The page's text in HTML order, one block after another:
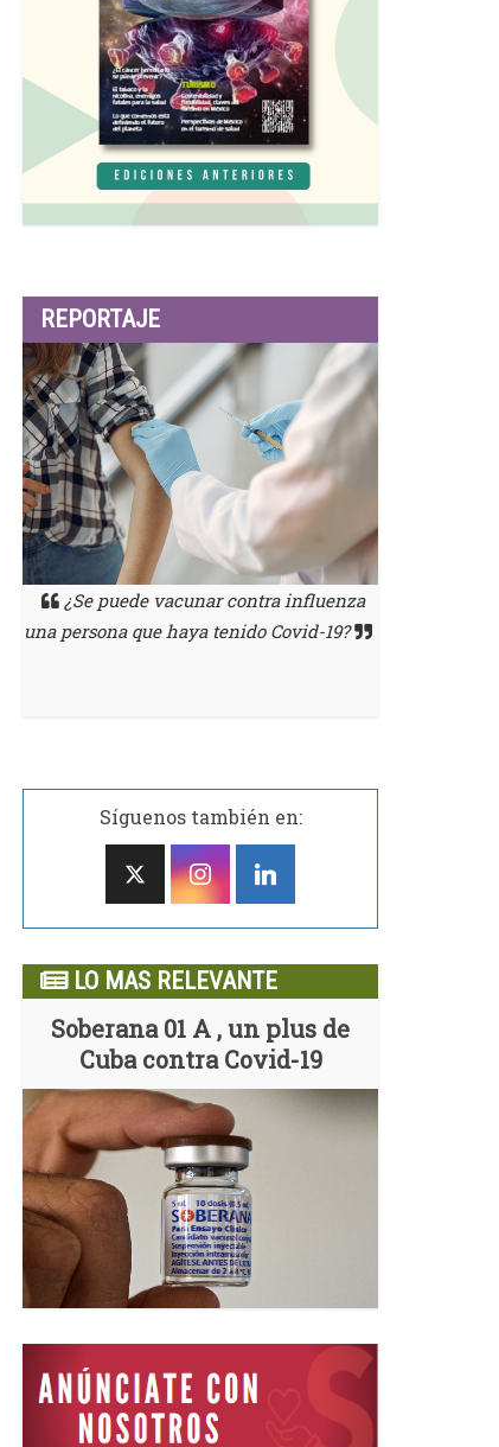
REPORTAJE
¿Se puede vacunar contra influenza
una persona que haya tenido Covid-19?
Síguenos también en:
LO MAS RELEVANTE
Soberana 01 A , un plus de
Cuba contra Covid-19